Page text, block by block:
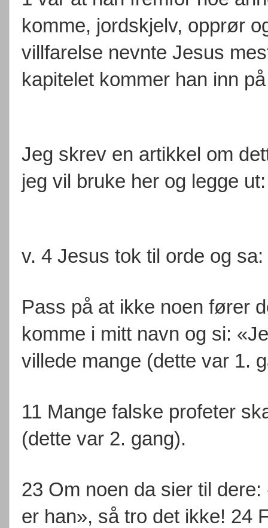
komme, jordskjelv, opprør
villfarelse nevnte Jesus
kapitelet kommer han inn
Jeg skrev en artikkel om
jeg vil bruke her og legge ut:
v. 4 Jesus tok til orde og sa:
Pass på at ikke noen fører
komme i mitt navn og si:
villede mange (dette var 1.
11 Mange falske profeter
(dette var 2. gang).
23 Om noen da sier til
er han», så tro det ikke! 24